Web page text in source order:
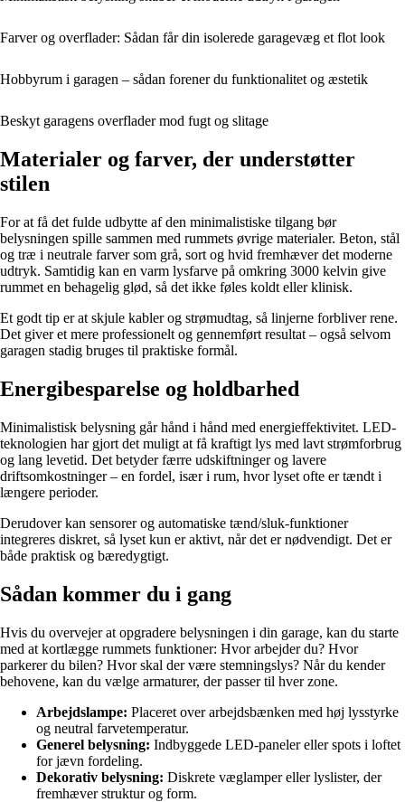
Farver og overflader: Sådan får din isolerede garagevæg et flot look
Hobbyrum i garagen – sådan forener du funktionalitet og æstetik
Beskyt garagens overflader mod fugt og slitage
Materialer og farver, der understøtter
stilen
For at få det fulde udbytte af den minimalistiske tilgang bør
belysningen spille sammen med rummets øvrige materialer. Beton, stål
og træ i neutrale farver som grå, sort og hvid fremhæver det moderne
udtryk. Samtidig kan en varm lysfarve på omkring 3000 kelvin give
rummet en behagelig glød, så det ikke føles koldt eller klinisk.
Et godt tip er at skjule kabler og strømudtag, så linjerne forbliver rene.
Det giver et mere professionelt og gennemført resultat – også selvom
garagen stadig bruges til praktiske formål.
Energibesparelse og holdbarhed
Minimalistisk belysning går hånd i hånd med energieffektivitet. LED-
teknologien har gjort det muligt at få kraftigt lys med lavt strømforbrug
og lang levetid. Det betyder færre udskiftninger og lavere
driftsomkostninger – en fordel, især i rum, hvor lyset ofte er tændt i
længere perioder.
Derudover kan sensorer og automatiske tænd/sluk-funktioner
integreres diskret, så lyset kun er aktivt, når det er nødvendigt. Det er
både praktisk og bæredygtigt.
Sådan kommer du i gang
Hvis du overvejer at opgradere belysningen i din garage, kan du starte
med at kortlægge rummets funktioner: Hvor arbejder du? Hvor
parkerer du bilen? Hvor skal der være stemningslys? Når du kender
behovene, kan du vælge armaturer, der passer til hver zone.
Arbejdslampe: Placeret over arbejdsbænken med høj lysstyrke
og neutral farvetemperatur.
Generel belysning: Indbyggede LED-paneler eller spots i loftet
for jævn fordeling.
Dekorativ belysning: Diskrete væglamper eller lyslister, der
fremhæver struktur og form.